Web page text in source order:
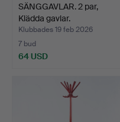
SÄNGGAVLAR. 2 par,
Klädda gavlar.
Klubbades 19 feb 2026
7 bud
64 USD